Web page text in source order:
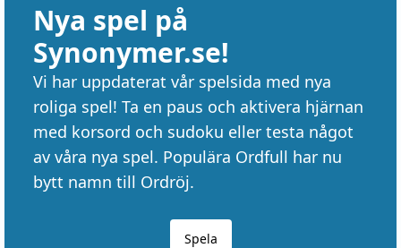
Nya spel på
Synonymer.se!
Vi har uppdaterat vår spelsida med nya
roliga spel! Ta en paus och aktivera hjärnan
med korsord och sudoku eller testa något
av våra nya spel. Populära Ordfull har nu
bytt namn till Ordröj.
Spela